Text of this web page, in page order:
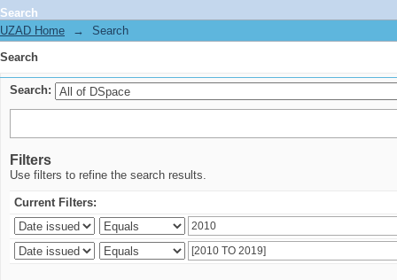
Search
UZAD Home
→
Search
Search
Search:
Filters
Use filters to refine the search results.
Current Filters: